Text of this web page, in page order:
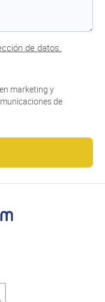
de datos.
marketing y
de